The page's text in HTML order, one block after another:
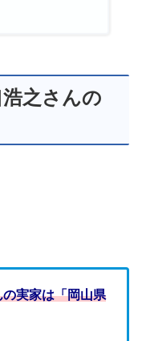
之さんの
実家は「岡山県